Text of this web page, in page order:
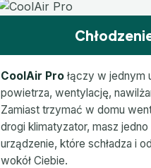
CoolAir Pro łączy w jednym
powietrza, wentylację,
Zamiast trzymać w domu
drogi klimatyzator, masz
urządzenie, które schładza i
wokół Ciebie.